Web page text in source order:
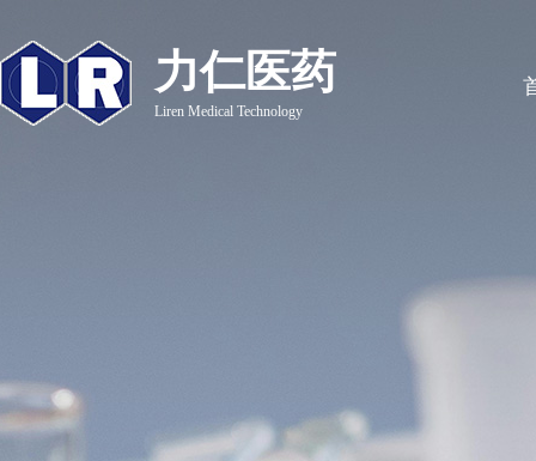
力仁医药
Liren Medical Technology